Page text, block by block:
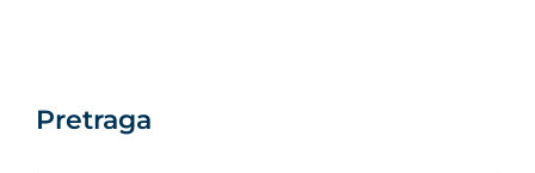
Pretraga